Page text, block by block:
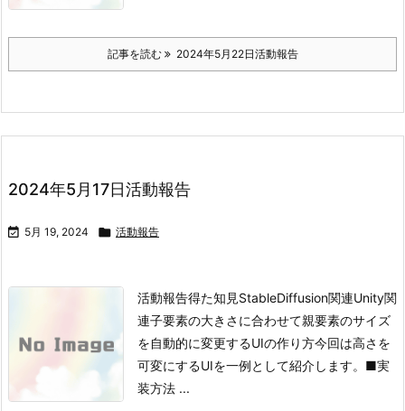
記事を読む 2024年5月22日活動報告
2024年5月17日活動報告
 5月 19, 2024  活動報告
活動報告得た知見StableDiffusion関連Unity関
連子要素の大きさに合わせて親要素のサイズ
を自動的に変更するUIの作り方今回は高さを
可変にするUIを一例として紹介します。 ■実
装方法 ...